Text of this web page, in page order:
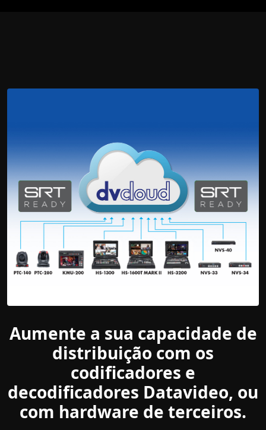
Aumente a sua capacidade de
distribuição com os
codificadores e
decodificadores Datavideo, ou
com hardware de terceiros.